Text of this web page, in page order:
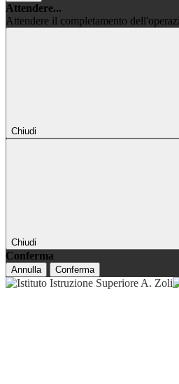
Attendere...
Attendere il completamento
Chiudi
Chiudi
Conferma
Annulla Conferma